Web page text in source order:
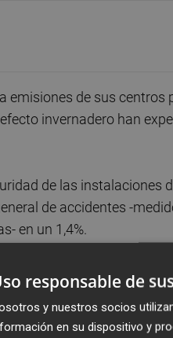
emisiones de sus
invernadero han
de las
de accidentes -
en un 1,4%.
de Ercros fue un 52%
Integral de la
responsable de
y nuestros socios
en su dispositivo y